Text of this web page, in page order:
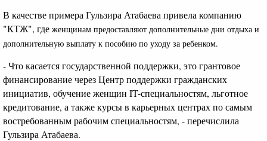
В качестве примера Гульзира Атабаева привела компанию
"КТЖ", где женщинам предоставляют дополнительные дни отдыха и
дополнительную выплату к пособию по уходу за ребенком.
- Что касается государственной поддержки, это грантовое
финансирование через Центр поддержки гражданских
инициатив, обучение женщин IT-специальностям, льготное
кредитование, а также курсы в карьерных центрах по самым
востребованным рабочим специальностям, - перечислила
Гульзира Атабаева.